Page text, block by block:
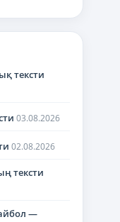
тексти
03.08.2026
02.08.2026
тексти
—